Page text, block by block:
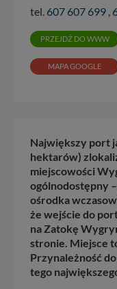
tel. 607 607 699 ,
PRZEJDŹ DO WWW
MAPA GOOGLE
Największy port
hektarów)
miejscowości
ogólnodostępny
ośrodka
że wejście do
na Zatokę
stronie. Miejsce
Przynależność
tego